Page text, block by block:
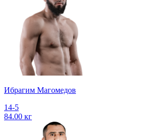
Ибрагим Магомедов
14-5
84.00 кг